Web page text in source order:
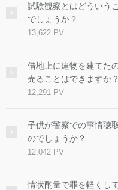
試験観察とはどういう
でしょうか？
13,622 PV
借地上に建物を建てた
売ることはできますか？
12,291 PV
子供が警察での事情聴
のでしょうか？
12,042 PV
情状酌量で罪を軽くし